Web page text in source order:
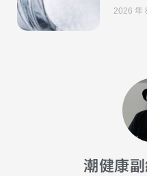
2026 年
潮健康